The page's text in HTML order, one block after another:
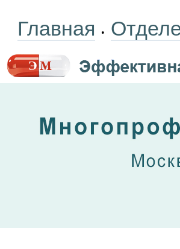
Главная •